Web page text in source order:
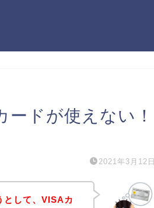
ドが使えない！
2021年3月12日
として、VISAカ